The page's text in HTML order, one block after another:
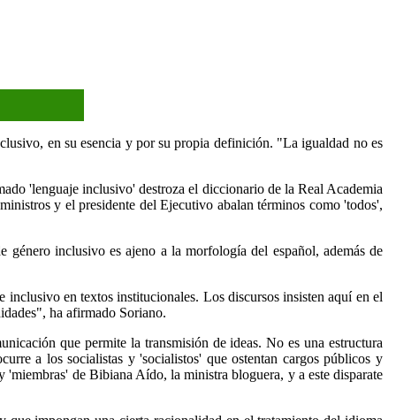
en su esencia y por su propia definición. "La igualdad no es
'lenguaje inclusivo' destroza el diccionario de la Real Academia
y el presidente del Ejecutivo abalan términos como 'todos',
inclusivo es ajeno a la morfología del español, además de
en textos institucionales. Los discursos insisten aquí en el
ha afirmado Soriano.
que permite la transmisión de ideas. No es una estructura
a los socialistas y 'socialistos' que ostentan cargos públicos y
de Bibiana Aído, la ministra bloguera, y a este disparate